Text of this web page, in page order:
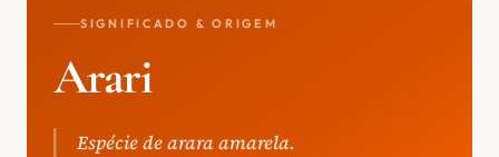
SIGNIFICADO & ORIGEM
Arari
Espécie de arara amarela.